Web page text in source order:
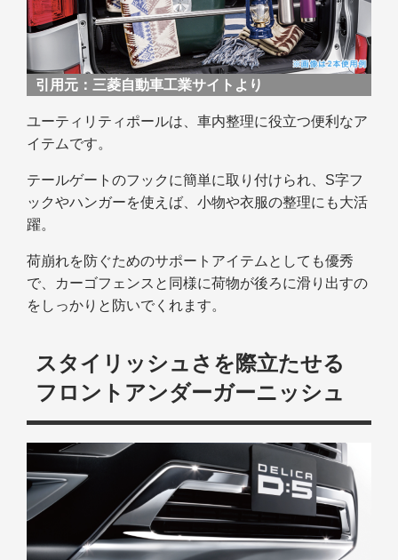
引用元： 三菱自動車工業サイトより
ユーティリティポールは、車内整理に役立つ便利なア
イテムです。
テールゲートのフックに簡単に取り付けられ、S字フ
ックやハンガーを使えば、小物や衣服の整理にも大活
躍。
荷崩れを防ぐためのサポートアイテムとしても優秀
で、カーゴフェンスと同様に荷物が後ろに滑り出すの
をしっかりと防いでくれます。
スタイリッシュさを際立たせる
フロントアンダーガーニッシュ